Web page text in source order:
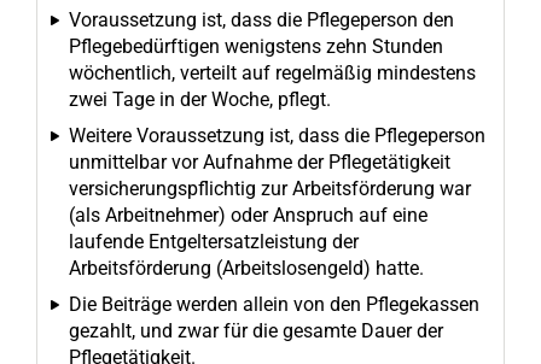
Voraussetzung ist, dass die Pflegeperson den
Pflegebedürftigen wenigstens zehn Stunden
wöchentlich, verteilt auf regelmäßig mindestens
zwei Tage in der Woche, pflegt.
Weitere Voraussetzung ist, dass die Pflegeperson
unmittelbar vor Aufnahme der Pflegetätigkeit
versicherungspflichtig zur Arbeitsförderung war
(als Arbeitnehmer) oder Anspruch auf eine
laufende Entgeltersatzleistung der
Arbeitsförderung (Arbeitslosengeld) hatte.
Die Beiträge werden allein von den Pflegekassen
gezahlt, und zwar für die gesamte Dauer der
Pflegetätigkeit.